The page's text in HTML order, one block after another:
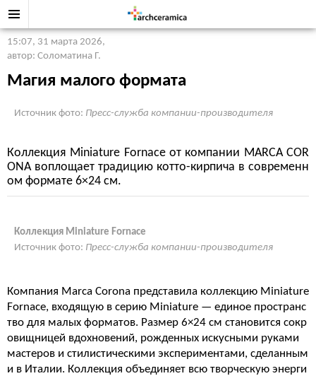
15:07, 31 марта 2026,
автор: Соломатина Г.
Магия малого формата
Источник фото: Пресс-служба компании-производителя
Коллекция Miniature Fornace от компании MARCA COR
ONA воплощает традицию котто-кирпича в современн
ом формате 6×24 см.
Коллекция Miniature Fornace
Источник фото: Пресс-служба компании-производителя
Компания Marca Corona представила коллекцию Miniature
Fornace, входящую в серию Miniature — единое пространс
тво для малых форматов. Размер 6×24 см становится сокр
овищницей вдохновений, рожденных искусными руками
мастеров и стилистическими экспериментами, сделанным
и в Италии. Коллекция объединяет всю творческую энерги